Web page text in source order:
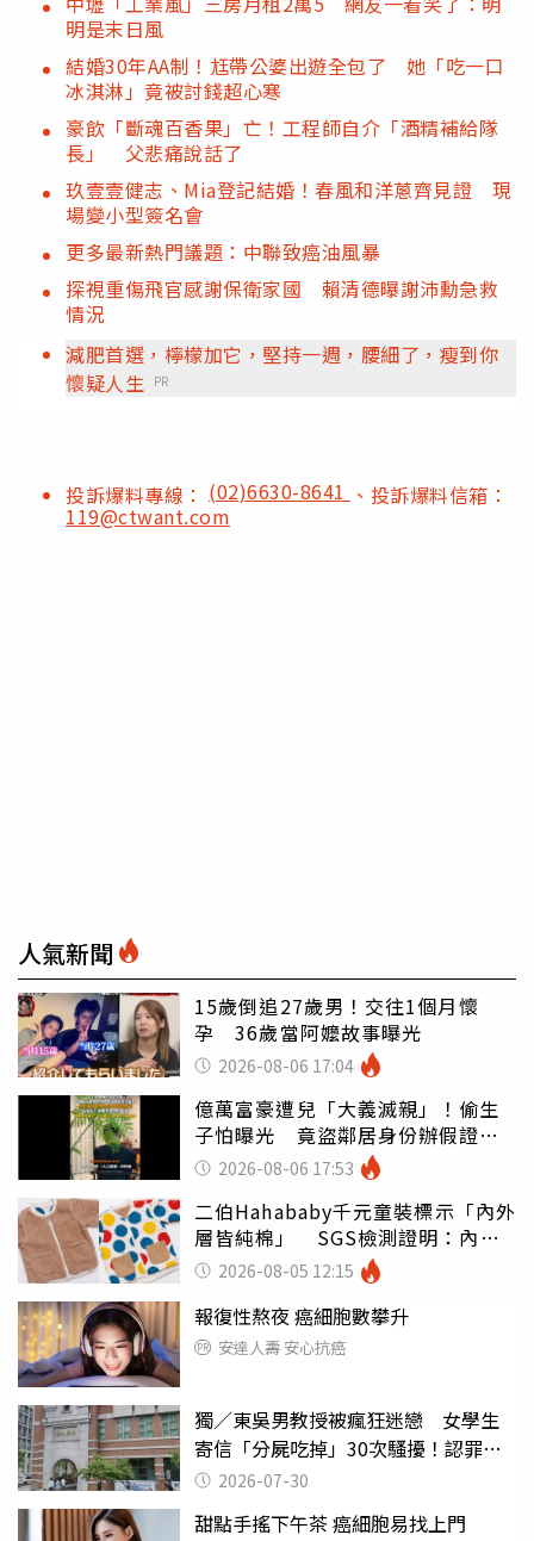
明是末日風
結婚30年AA制！尪帶公婆出遊全包了 她「吃一口
冰淇淋」竟被討錢超心寒
豪飲「斷魂百香果」亡！工程師自介「酒精補給隊
長」 父悲痛說話了
玖壹壹健志、Mia登記結婚！春風和洋蔥齊見證 現
場變小型簽名會
更多最新熱門議題：中聯致癌油風暴
探視重傷飛官感謝保衛家國 賴清德曝謝沛勳急救
情況
減肥首選，檸檬加它，堅持一週，腰細了，瘦到你
懷疑人生 PR
投訴爆料專線： (02)6630-8641 、投訴爆料信箱：
119@ctwant.com
人氣新聞
15歲倒追27歲男！交往1個月懷
孕 36歲當阿嬤故事曝光
2026-08-06 17:04
億萬富豪遭兒「大義滅親」！偷生
子怕曝光 竟盜鄰居身份辦假證落
戶 2026-08-06 17:53
二伯Hahababy千元童裝標示「內外
層皆純棉」 SGS檢測證明：內裡
100%聚酯纖維
2026-08-05 12:15
報復性熬夜 癌細胞數攀升
安達人壽 安心抗癌
獨／東吳男教授被瘋狂迷戀 女學生
寄信「分屍吃掉」30次騷擾！認罪免
關 2026-07-30
甜點手搖下午茶 癌細胞易找上門